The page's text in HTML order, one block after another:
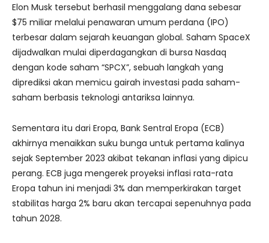
Elon Musk tersebut berhasil menggalang dana sebesar
$75 miliar melalui penawaran umum perdana (IPO)
terbesar dalam sejarah keuangan global. Saham SpaceX
dijadwalkan mulai diperdagangkan di bursa Nasdaq
dengan kode saham “SPCX”, sebuah langkah yang
diprediksi akan memicu gairah investasi pada saham-
saham berbasis teknologi antariksa lainnya.
Sementara itu dari Eropa, Bank Sentral Eropa (ECB)
akhirnya menaikkan suku bunga untuk pertama kalinya
sejak September 2023 akibat tekanan inflasi yang dipicu
perang. ECB juga mengerek proyeksi inflasi rata-rata
Eropa tahun ini menjadi 3% dan memperkirakan target
stabilitas harga 2% baru akan tercapai sepenuhnya pada
tahun 2028.